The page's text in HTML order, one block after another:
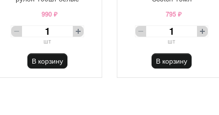
990 ₽
шт
В корзину
795 ₽
шт
В корзину